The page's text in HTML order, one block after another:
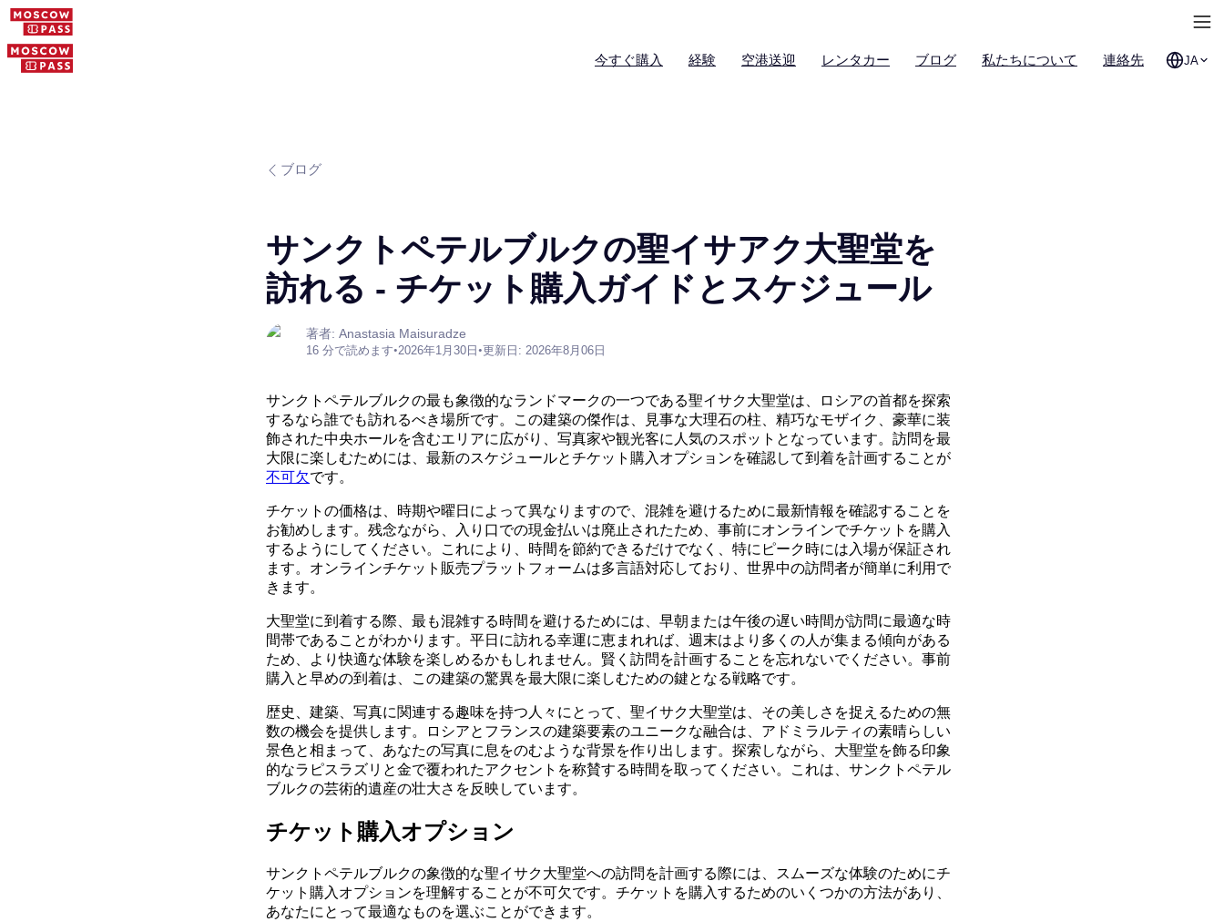
今すぐ購入 経験 空港送迎 レンタカー ブログ 私たちについて 連絡先 JA
ブログ
サンクトペテルブルクの聖イサアク大聖堂を
訪れる - チケット購入ガイドとスケジュール
著者: Anastasia Maisuradze
16 分で読めます•2026年1月30日 •更新日: 2026年8月06日
サンクトペテルブルクの最も象徴的なランドマークの一つである聖イサク大聖堂は、ロシアの首都を探索
するなら誰でも訪れるべき場所です。この建築の傑作は、見事な大理石の柱、精巧なモザイク、豪華に装
飾された中央ホールを含むエリアに広がり、写真家や観光客に人気のスポットとなっています。訪問を最
大限に楽しむためには、最新のスケジュールとチケット購入オプションを確認して到着を計画することが
不可欠です。
チケットの価格は、時期や曜日によって異なりますので、混雑を避けるために最新情報を確認することを
お勧めします。残念ながら、入り口での現金払いは廃止されたため、事前にオンラインでチケットを購入
するようにしてください。これにより、時間を節約できるだけでなく、特にピーク時には入場が保証され
ます。オンラインチケット販売プラットフォームは多言語対応しており、世界中の訪問者が簡単に利用で
きます。
大聖堂に到着する際、最も混雑する時間を避けるためには、早朝または午後の遅い時間が訪問に最適な時
間帯であることがわかります。平日に訪れる幸運に恵まれれば、週末はより多くの人が集まる傾向がある
ため、より快適な体験を楽しめるかもしれません。賢く訪問を計画することを忘れないでください。事前
購入と早めの到着は、この建築の驚異を最大限に楽しむための鍵となる戦略です。
歴史、建築、写真に関連する趣味を持つ人々にとって、聖イサク大聖堂は、その美しさを捉えるための無
数の機会を提供します。ロシアとフランスの建築要素のユニークな融合は、アドミラルティの素晴らしい
景色と相まって、あなたの写真に息をのむような背景を作り出します。探索しながら、大聖堂を飾る印象
的なラピスラズリと金で覆われたアクセントを称賛する時間を取ってください。これは、サンクトペテル
ブルクの芸術的遺産の壮大さを反映しています。
チケット購入オプション
サンクトペテルブルクの象徴的な聖イサク大聖堂への訪問を計画する際には、スムーズな体験のためにチ
ケット購入オプションを理解することが不可欠です。チケットを購入するためのいくつかの方法があり、
あなたにとって最適なものを選ぶことができます。